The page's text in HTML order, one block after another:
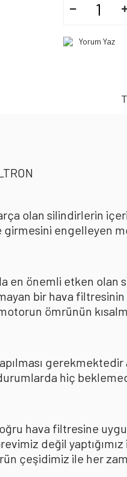
Yorum Yaz
olan silindirlerin
engelleyen
en önemli etken
bir hava
ömrünün
hiç
hava filtresine
değil yaptığımız
ile her